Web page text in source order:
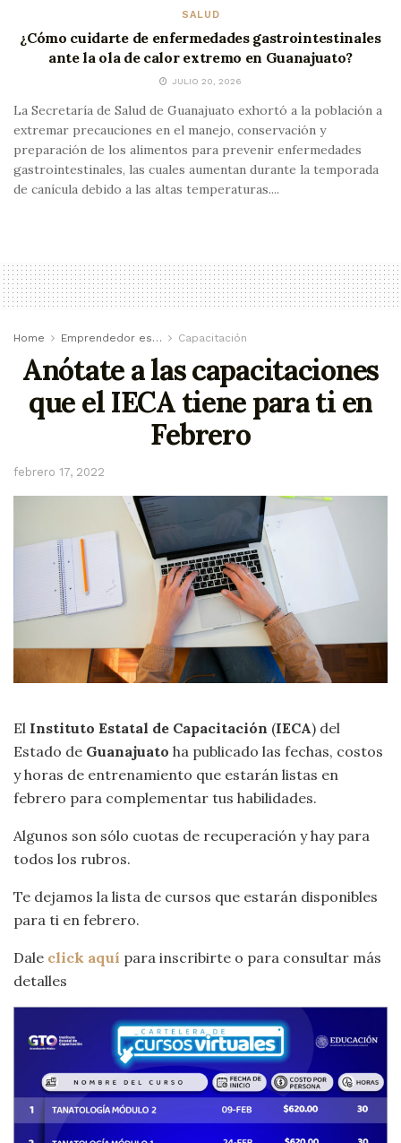
SALUD
¿Cómo cuidarte de enfermedades gastrointestinales
ante la ola de calor extremo en Guanajuato?
JULIO 20, 2026
La Secretaría de Salud de Guanajuato exhortó a la población a
extremar precauciones en el manejo, conservación y
preparación de los alimentos para prevenir enfermedades
gastrointestinales, las cuales aumentan durante la temporada
de canícula debido a las altas temperaturas....
Home Emprendedor es… Capacitación
Anótate a las capacitaciones
que el IECA tiene para ti en
Febrero
febrero 17, 2022
El Instituto Estatal de Capacitación (IECA) del
Estado de Guanajuato ha publicado las fechas, costos
y horas de entrenamiento que estarán listas en
febrero para complementar tus habilidades.
Algunos son sólo cuotas de recuperación y hay para
todos los rubros.
Te dejamos la lista de cursos que estarán disponibles
para ti en febrero.
Dale click aquí para inscribirte o para consultar más
detalles